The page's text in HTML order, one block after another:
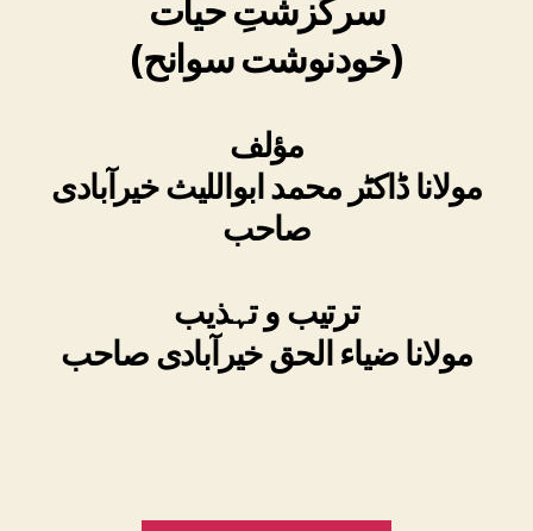
سرگزشتِ حیات
(خودنوشت سوانح)
مؤلف
مولانا ڈاکٹر محمد ابواللیث خیرآبادی
صاحب
ترتیب و تہذیب
مولانا ضیاء الحق خیرآبادی صاحب